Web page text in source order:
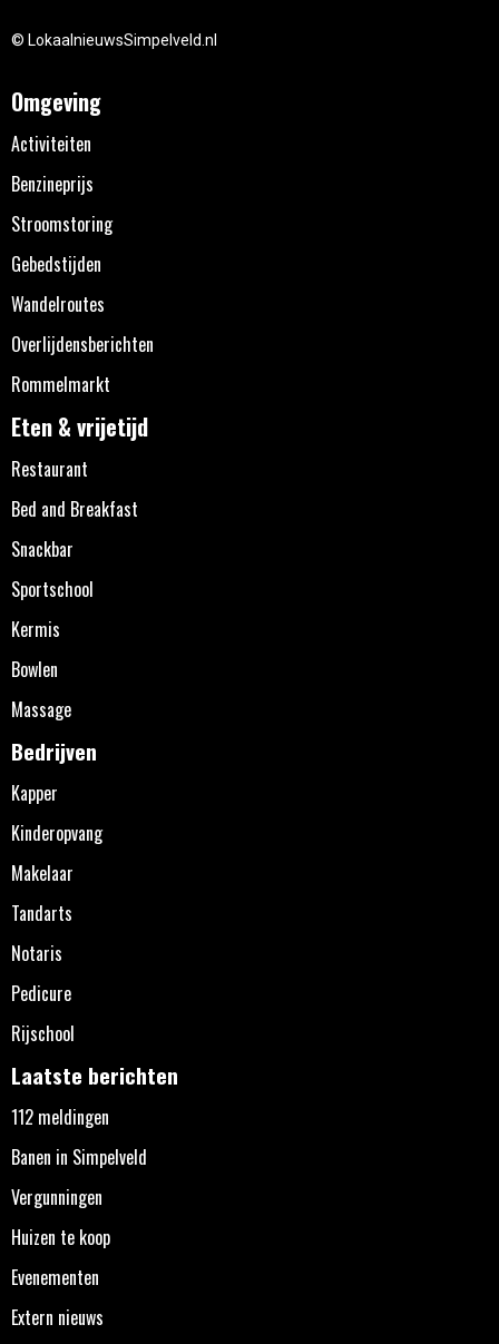
© LokaalnieuwsSimpelveld.nl
Omgeving
Activiteiten
Benzineprijs
Stroomstoring
Gebedstijden
Wandelroutes
Overlijdensberichten
Rommelmarkt
Eten & vrijetijd
Restaurant
Bed and Breakfast
Snackbar
Sportschool
Kermis
Bowlen
Massage
Bedrijven
Kapper
Kinderopvang
Makelaar
Tandarts
Notaris
Pedicure
Rijschool
Laatste berichten
112 meldingen
Banen in Simpelveld
Vergunningen
Huizen te koop
Evenementen
Extern nieuws